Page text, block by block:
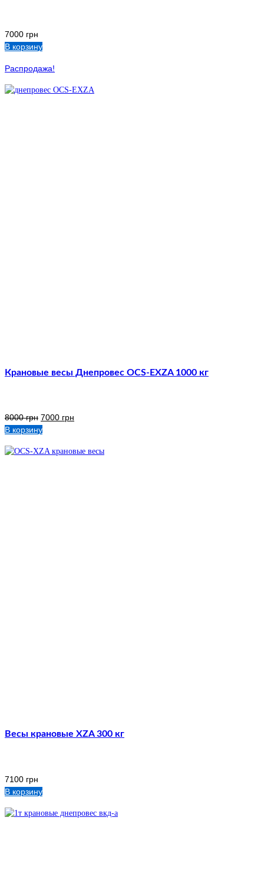
7000 грн
В корзину
Распродажа!
Крановые весы Днепровес OCS-EXZA 1000 кг
8000грн 7000 грн
В корзину
Весы крановые XZA 300 кг
7100 грн
В корзину